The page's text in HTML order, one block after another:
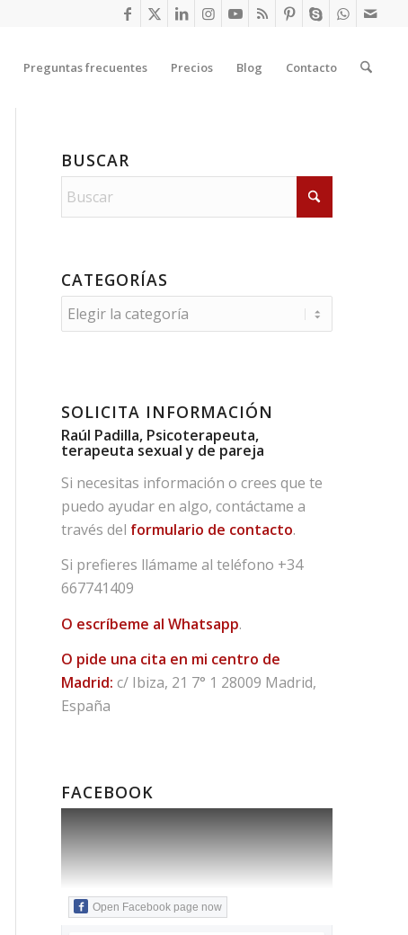
Preguntas frecuentes Precios Blog Contacto
BUSCAR
CATEGORÍAS
Categorías
SOLICITA INFORMACIÓN
Raúl Padilla, Psicoterapeuta,
terapeuta sexual y de pareja
Si necesitas información o crees que te
puedo ayudar en algo, contáctame a
través del formulario de contacto.
Si prefieres llámame al teléfono +34
667741409
O escríbeme al Whatsapp.
O pide una cita en mi centro de
Madrid: c/ Ibiza, 21 7° 1 28009 Madrid,
España
FACEBOOK
Open Facebook page now